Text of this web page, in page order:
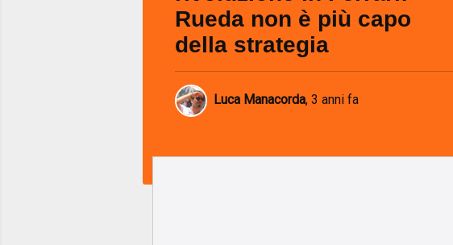
Rueda non è più capo
della strategia
Luca Manacorda, 3 anni fa